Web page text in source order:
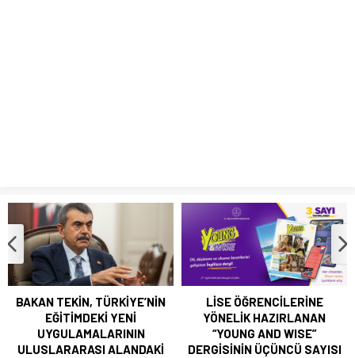
BAKAN TEKİN, TÜRKİYE’NİN
EĞİTİMDEKİ YENİ
UYGULAMALARININ
ULUSLARARASI ALANDAKİ
LİSE ÖĞRENCİLERİNE
YÖNELİK HAZIRLANAN
“YOUNG AND WISE”
DERGİSİNİN ÜÇÜNCÜ SAYISI